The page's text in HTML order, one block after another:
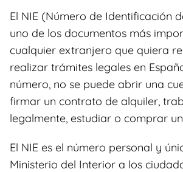
El NIE (Número de Identificación
uno de los documentos más
cualquier extranjero que quiera
realizar trámites legales en
número, no se puede abrir una
firmar un contrato de alquiler,
legalmente, estudiar o comprar
El NIE es el número personal y
Ministerio del Interior a los